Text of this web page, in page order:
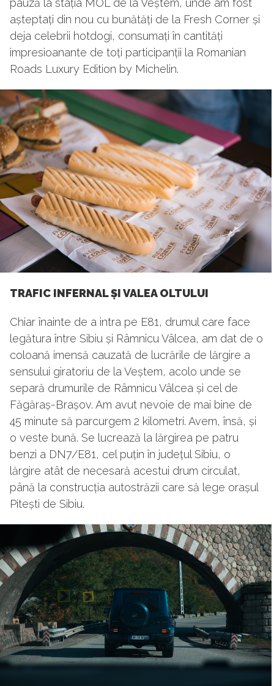
pauză la stația MOL de la Veștem, unde am fost
așteptați din nou cu bunătăți de la Fresh Corner și
deja celebrii hotdogi, consumați în cantități
impresioanante de toți participanții la Romanian
Roads Luxury Edition by Michelin.
TRAFIC INFERNAL ȘI VALEA OLTULUI
Chiar înainte de a intra pe E81, drumul care face
legătura între Sibiu și Râmnicu Vâlcea, am dat de o
coloană imensă cauzată de lucrările de lărgire a
sensului giratoriu de la Veștem, acolo unde se
separă drumurile de Râmnicu Vâlcea și cel de
Făgăraș-Brașov. Am avut nevoie de mai bine de
45 minute să parcurgem 2 kilometri. Avem, însă, și
o veste bună. Se lucrează la lărgirea pe patru
benzi a DN7/E81, cel puțin în județul Sibiu, o
lărgire atât de necesară acestui drum circulat,
până la construcția autostrăzii care să lege orașul
Pitești de Sibiu.